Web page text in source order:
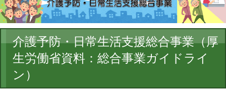
へ
文
介護予防・日常生活支援総合事業（厚
生労働省資料：総合事業ガイドライ
ン）